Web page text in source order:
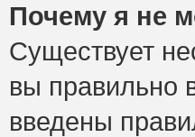
Почему я не
Существует
вы правильно
введены